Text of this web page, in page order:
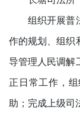
组织开展普法
作的规划、组织
导管理人民调解
正日常工作，
助；完成上级司